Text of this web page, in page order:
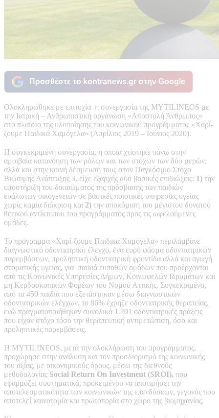
Προσθέστε το kontranews.gr στην Google
Ολοκληρώθηκε με επιτυχία η συνεργασία της MYTILINEOS με
την Ιατρική – Ανθρωπιστική οργάνωση «Αποστολή Άνθρωπος»
στο πλαίσιο της υλοποίησης του κοινωνικού προγράμματος «Χαρί-
ζουμε Παιδικά Χαμόγελα» (Απρίλιος 2019 – Ιούνιος 2020).
Η συγκεκριμένη συνεργασία, η οποία χτίστηκε πάνω στην
αμοιβαία κατανόηση των ρόλων και των στόχων των δύο μερών,
αλλά και στην κοινή δέσμευσή τους στον Παγκόσμιο Στόχο
Βιώσιμης Ανάπτυξης 3, είχε εξαρχής δύο βασικές επιδιώξεις: 1) την
υποστήριξη του δικαιώματος της πρόσβασης των παιδιών
ευάλωτων οικογενειών σε βασικές ποιοτικές υπηρεσίες υγείας
χωρίς καμία διάκριση και 2) την αποκόμιση του μέγιστου δυνατού
θετικού αντίκτυπου του προγράμματος προς τις ωφελούμενες
ομάδες.
Το πρόγραμμα «Χαρί-ζουμε Παιδικά Χαμόγελα» περιλάμβανε
διαγνωστικό οδοντιατρικό έλεγχο, ένα ευρύ φάσμα οδοντιατρικών
παρεμβάσεων, προληπτική οδοντιατρική φροντίδα αλλά και αγωγή
στοματικής υγείας, για παιδιά ευπαθών ομάδων που προέρχονται
από τις Κοινωνικές Υπηρεσίες Δήμων, Κοινωφελών Ιδρυμάτων και
μη Κερδοσκοπικών Φορέων του Νομού Αττικής. Συγκεκριμένα,
από τα 450 παιδιά που εξετάστηκαν μέσω διαγνωστικών
οδοντιατρικών ελέγχων, το 86% έχρηζε οδοντιατρικής θεραπείας,
ενώ πραγματοποιήθηκαν συνολικά 1.201 οδοντιατρικές πράξεις
που είχαν στόχο τόσο την θεραπευτική αντιμετώπιση, όσο και
προληπτικές παρεμβάσεις.
Η MYTILINEOS, μετά την ολοκλήρωση του προγράμματος,
προχώρησε στην ανάλυση και τον προσδιορισμό της κοινωνικής
του αξίας, με οικονομικούς όρους, μέσω της διεθνούς
μεθοδολογίας Social Return On Investment (SROI), που
εφαρμόζει συστηματικά, προκειμένου να αποτιμήσει την
αποτελεσματικότητα των κοινωνικών της επενδύσεων, γεγονός που
αποτελεί καινοτομία και πρωτοπορία στο χώρο της βιομηχανίας.